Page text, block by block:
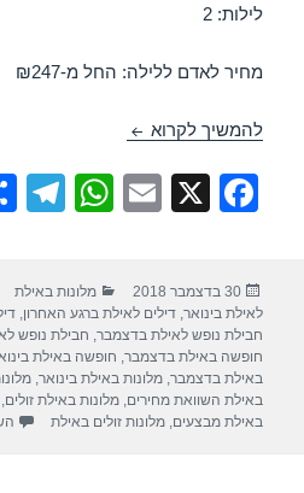
לילות: 2
מחיר לאדם ללילה: החל מ-₪247
להמשיך לקרוא חופשה במלון ישרוטל
F
e
b
o
o
X
E
W
s
A
p
p
T
a
פורסם
בתאריך
30 בדצמבר 2018 קטגוריות
מלונות באילת
לאילת בינואר ,דילים לאילת ברגע האחרון ,
חבילת נופש לאילת בדצמבר חבילת נופש
חופשה באילת בדצמבר חופשה באילת
באילת בדצמבר ,מלונות באילת בינואר ,
באילת השוואת מחירים ,מלונות באילת זולים
באילת מבצעים ,מלונות זולים באילת